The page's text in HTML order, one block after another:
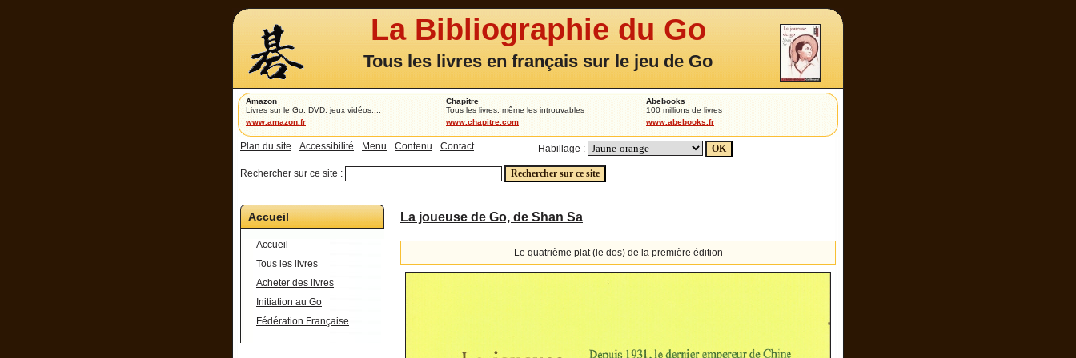
La Bibliographie du Go
Tous les livres en français sur le jeu de Go
Amazon
Livres sur le Go, DVD, jeux vidéos,...
www.amazon.fr
Chapitre
Tous les livres, même les introuvables
www.chapitre.com
Abebooks
100 millions de livres
www.abebooks.fr
Plan du site Accessibilité Menu Contenu Contact Habillage :
Rechercher sur ce site :
Accueil
Accueil
Tous les livres
Acheter des livres
Initiation au Go
Fédération Française
La joueuse de Go, de Shan Sa
Le quatrième plat (le dos) de la première édition